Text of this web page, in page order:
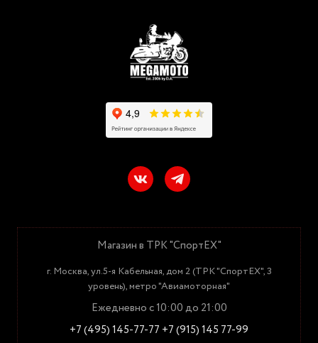
Магазин в ТРК "СпортЕХ"
г. Москва, ул.5-я Кабельная, дом 2 (ТРК "СпортЕХ", 3
уровень), метро "Авиамоторная"
Ежедневно с 10:00 до 21:00
+7 (495) 145-77-77 +7 (915) 145 77-99